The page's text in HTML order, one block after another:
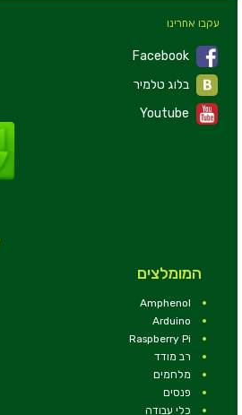
עקבו אחרינו
Facebook
Youtube
המומלצים
Amphenol
Arduino
Raspberry Pi
רב מודד
מלחמים
פנסים
כלי עבודה